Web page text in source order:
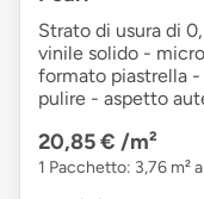
Strato di usura di
vinile solido -
formato piastrella
pulire - aspetto
20,85 € /m²
1 Pacchetto: 3,76 m²